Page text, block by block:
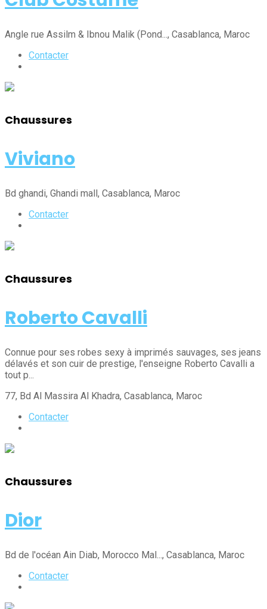
Angle rue Assilm & Ibnou Malik (Pond..., Casablanca, Maroc
Contacter
Chaussures
Viviano
Bd ghandi, Ghandi mall, Casablanca, Maroc
Contacter
Chaussures
Roberto Cavalli
Connue pour ses robes sexy à imprimés sauvages, ses jeans
délavés et son cuir de prestige, l'enseigne Roberto Cavalli a
tout p...
77, Bd Al Massira Al Khadra, Casablanca, Maroc
Contacter
Chaussures
Dior
Bd de l'océan Ain Diab, Morocco Mal..., Casablanca, Maroc
Contacter